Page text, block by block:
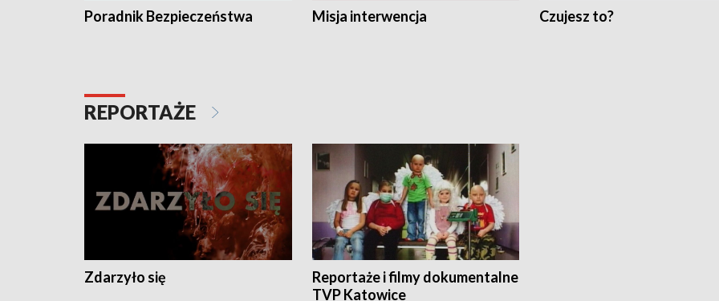
Poradnik Bezpieczeństwa Misja interwencja Czujesz to?
REPORTAŻE
Zdarzyło się
Reportaże i filmy dokumentalne
TVP Katowice